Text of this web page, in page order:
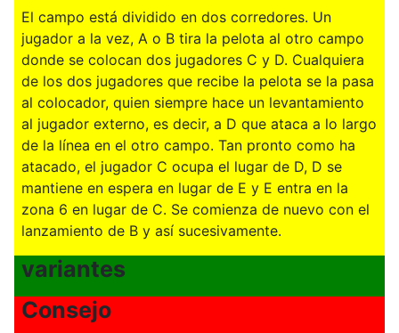
El campo está dividido en dos corredores. Un
jugador a la vez, A o B tira la pelota al otro campo
donde se colocan dos jugadores C y D. Cualquiera
de los dos jugadores que recibe la pelota se la pasa
al colocador, quien siempre hace un levantamiento
al jugador externo, es decir, a D que ataca a lo largo
de la línea en el otro campo. Tan pronto como ha
atacado, el jugador C ocupa el lugar de D, D se
mantiene en espera en lugar de E y E entra en la
zona 6 en lugar de C. Se comienza de nuevo con el
lanzamiento de B y así sucesivamente.
variantes
Consejo